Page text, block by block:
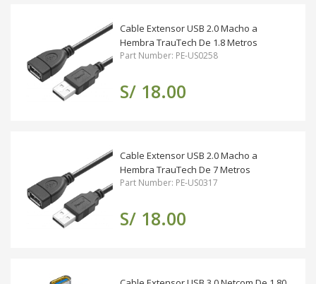
Cable Extensor USB 2.0 Macho a
Hembra TrauTech De 1.8 Metros
Part Number: PE-US0258
S/ 18.00
Cable Extensor USB 2.0 Macho a
Hembra TrauTech De 7 Metros
Part Number: PE-US0317
S/ 18.00